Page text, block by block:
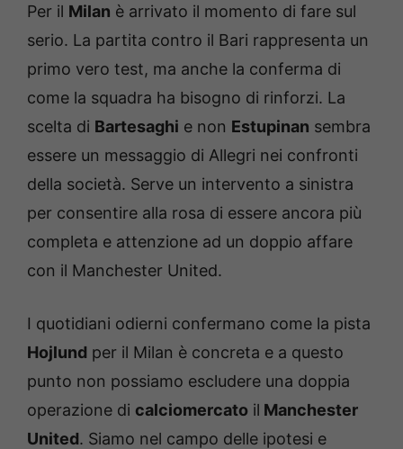
Per il Milan è arrivato il momento di fare sul
serio. La partita contro il Bari rappresenta un
primo vero test, ma anche la conferma di
come la squadra ha bisogno di rinforzi. La
scelta di Bartesaghi e non Estupinan sembra
essere un messaggio di Allegri nei confronti
della società. Serve un intervento a sinistra
per consentire alla rosa di essere ancora più
completa e attenzione ad un doppio affare
con il Manchester United.
I quotidiani odierni confermano come la pista
Hojlund per il Milan è concreta e a questo
punto non possiamo escludere una doppia
operazione di calciomercato il Manchester
United. Siamo nel campo delle ipotesi e